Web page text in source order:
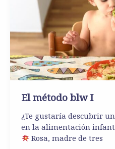
El método blw I
¿Te gustaría descubrir
en la alimentación
Rosa, madre de tres